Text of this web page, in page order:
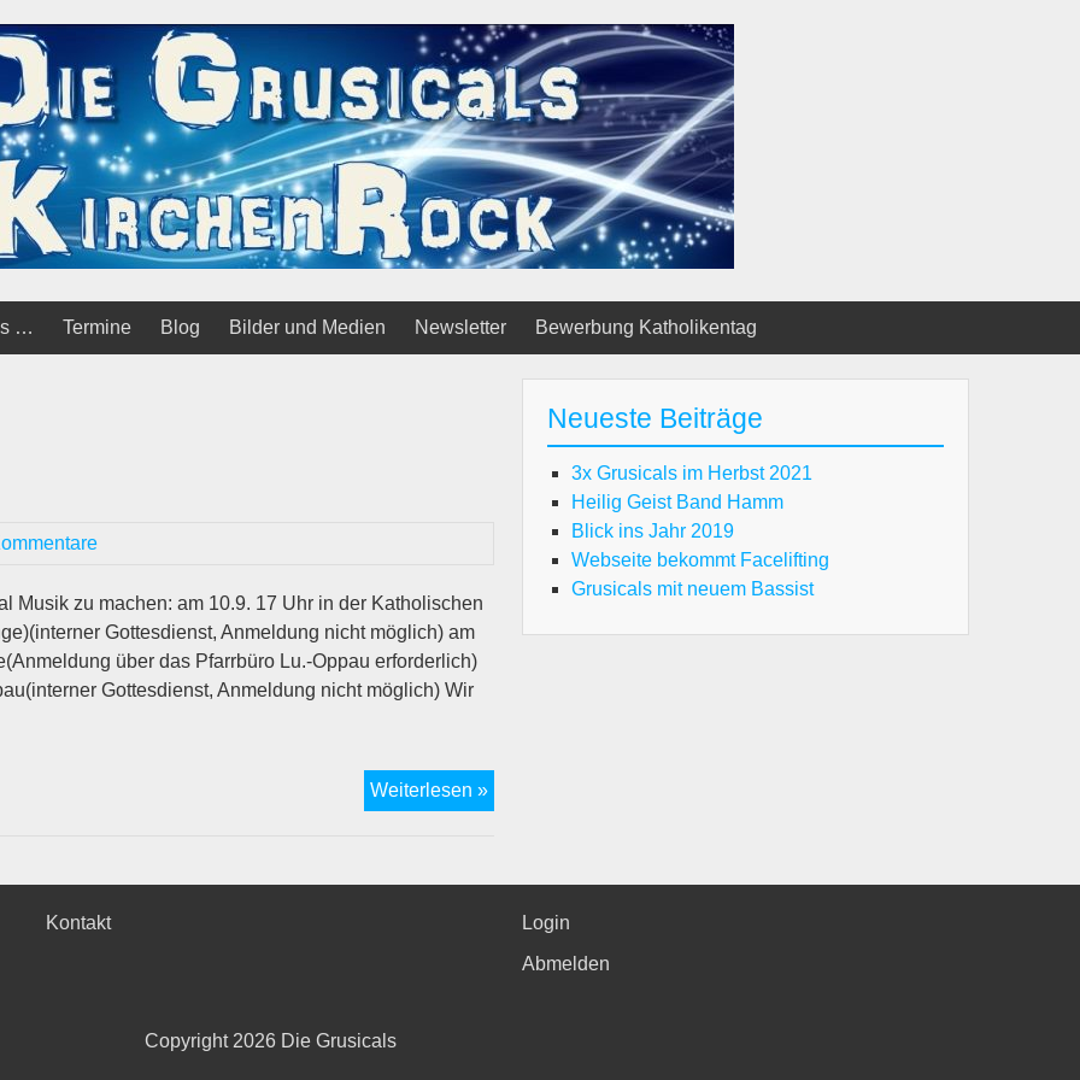
… Termine Blog Bilder und Medien Newsletter Bewerbung Katholikentag
Musik zu machen: am 10.9. 17 Uhr in der Katholischen
Gottesdienst, Anmeldung nicht möglich) am
über das Pfarrbüro Lu.-Oppau erforderlich)
Gottesdienst, Anmeldung nicht möglich) Wir
Weiterlesen »3x
Grusicals
Neueste Beiträge
3x Grusicals im Herbst 2021
Heilig Geist Band Hamm
Blick ins Jahr 2019
Webseite bekommt Facelifting
Grusicals mit neuem Bassist
Kontakt
Login
Abmelden
Copyright 2026 Die Grusicals